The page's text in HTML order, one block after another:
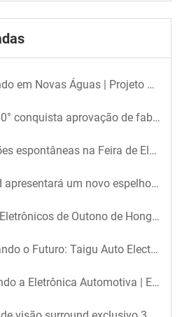
| Projeto de Visão 360° da Taigu Electronics para Iate Não Tripulado
de fabricante de equipamentos originais (OEM); Candid garante encomenda piloto de ônibus para 2026
na Feira de Eletrônicos de Outono de Hong Kong 2025
um novo espelho retrovisor digital na Feira de Eletrônicos de Hong Kong
de Outono de Hong Kong - Em breve, em breve
Auto Electronics acelera a eficiência do escritório impulsionada por IA com DeepSeek
Automotiva | Encontre-nos na Feira de Eletrônicos de Hong Kong